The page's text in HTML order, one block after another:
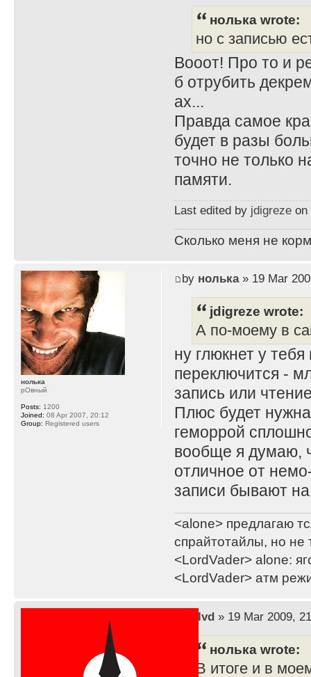
нолька wrote:
но с записью
Вооот! Про то и
б отрубить
ах...
Правда самое
будет в разы
точно не только
памяти.
Last edited by jdigrezeon
Сколько меня не
by нолька» 19 Mar
jdigreze wrote:
А по-моему в
ну глюкнет у
переключится -
запись или
Плюс будет
геморрой
вообще я думаю,
отличное от
записи бывают
<alone> предлагаю
спрайтотайлы, но не
<LordVader> alone:
<LordVader> атм
нолька
рОвный
Posts: 1200
Joined: 08 Apr 2007, 20:12
Group: Registered users
lvd» 19 Mar 2009,
нолька wrote:
В итоге и в